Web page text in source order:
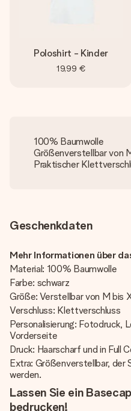
Poloshirt - Kinder
19,99 €
100% Baumwolle
Größenverstellbar von
Praktischer
Geschenkdaten
Mehr Informationen über
Material: 100% Baumwolle
Farbe: schwarz
Größe: Verstellbar von M bis
Verschluss: Klettverschluss
Personalisierung: Fotodruck,
Vorderseite
Druck: Haarscharf und in Full
Extra: Größenverstellbar, der
werden.
Lassen Sie ein
bedrucken!